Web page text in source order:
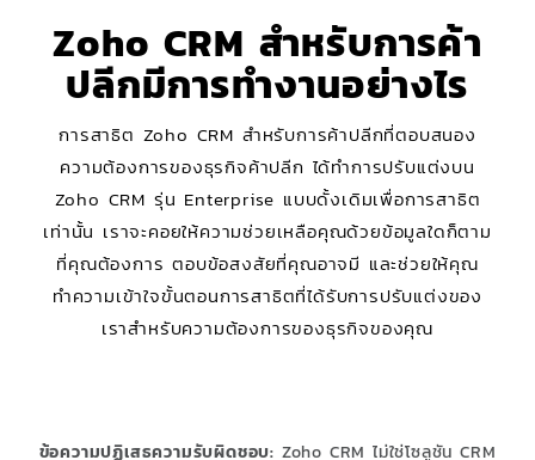
Zoho CRM สำหรับการค้า
ปลีกมีการทำงานอย่างไร
การสาธิต Zoho CRM สำหรับการค้าปลีกที่ตอบสนอง
ความต้องการของธุรกิจค้าปลีก ได้ทำการปรับแต่งบน
Zoho CRM รุ่น Enterprise แบบดั้งเดิมเพื่อการสาธิต
เท่านั้น เราจะคอยให้ความช่วยเหลือคุณด้วยข้อมูลใดก็ตาม
ที่คุณต้องการ ตอบข้อสงสัยที่คุณอาจมี และช่วยให้คุณ
ทำความเข้าใจขั้นตอนการสาธิตที่ได้รับการปรับแต่งของ
เราสำหรับความต้องการของธุรกิจของคุณ
ข้อความปฏิเสธความรับผิดชอบ: Zoho CRM ไม่ใช่โซลูชัน CRM